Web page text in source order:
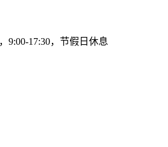
9:00-17:30，节假日休息